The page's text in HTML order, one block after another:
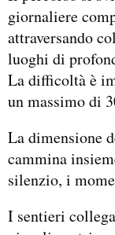
giornaliere
attraversando
luoghi di
La difficoltà è
un massimo di
La dimensione
cammina
silenzio, i
I sentieri